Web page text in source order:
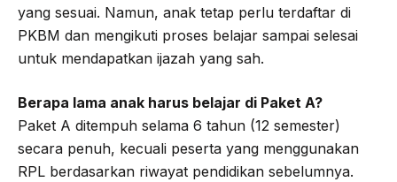
yang sesuai. Namun, anak tetap perlu terdaftar di
PKBM dan mengikuti proses belajar sampai selesai
untuk mendapatkan ijazah yang sah.
Berapa lama anak harus belajar di Paket A?
Paket A ditempuh selama 6 tahun (12 semester)
secara penuh, kecuali peserta yang menggunakan
RPL berdasarkan riwayat pendidikan sebelumnya.